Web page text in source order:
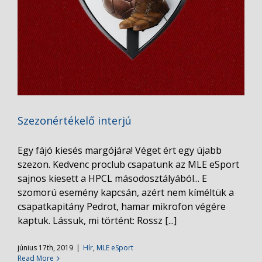
Szezonértékelő interjú
Egy fájó kiesés margójára! Véget ért egy újabb
szezon. Kedvenc proclub csapatunk az MLE eSport
sajnos kiesett a HPCL másodosztályából... E
szomorú esemény kapcsán, azért nem kíméltük a
csapatkapitány Pedrot, hamar mikrofon végére
kaptuk. Lássuk, mi történt: Rossz [...]
június 17th, 2019 | Hír, MLE eSport
Read More